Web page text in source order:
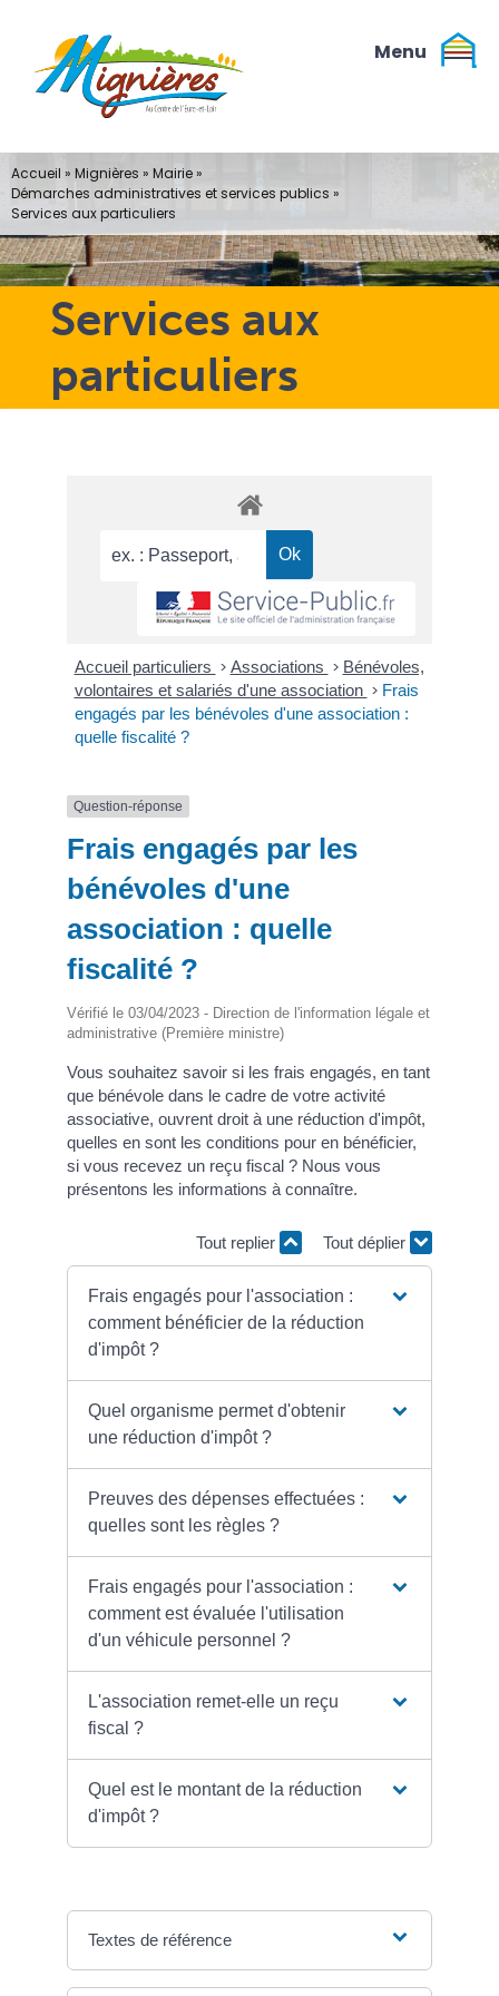
contenu
Services aux
particuliers
Accueil » Mignières » Mairie»
Démarches administratives et services publics »
Services aux particuliers
Accueil particuliers > Associations > Bénévoles,
volontaires et salariés d'une association > Frais
engagés par les bénévoles d'une association :
quelle fiscalité ?
Question-réponse
Frais engagés par les
bénévoles d'une
association : quelle
fiscalité ?
Vérifié le 03/04/2023 - Direction de l'information légale et
administrative (Première ministre)
Vous souhaitez savoir si les frais engagés, en tant
que bénévole dans le cadre de votre activité
associative, ouvrent droit à une réduction d'impôt,
quelles en sont les conditions pour en bénéficier,
si vous recevez un reçu fiscal ? Nous vous
présentons les informations à connaître.
Tout replier Tout déplier
Frais engagés pour l'association :
comment bénéficier de la réduction
d'impôt ?
Quel organisme permet d'obtenir
une réduction d'impôt ?
Preuves des dépenses effectuées :
quelles sont les règles ?
Frais engagés pour l'association :
comment est évaluée l'utilisation
d'un véhicule personnel ?
L'association remet-elle un reçu
fiscal ?
Quel est le montant de la réduction
d'impôt ?
Textes de référence